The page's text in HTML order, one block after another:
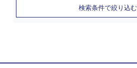
検索条件で絞り込む